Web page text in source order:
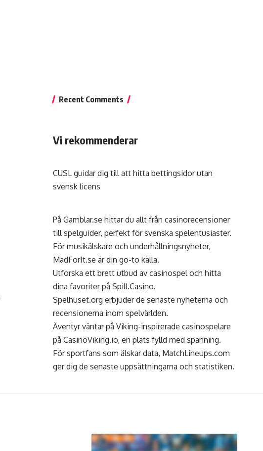
Recent Comments
Vi rekommenderar
CUSL guidar dig till att hitta bettingsidor utan
svensk licens
På Gamblar.se hittar du allt från casinorecensioner
till spelguider, perfekt för svenska spelentusiaster.
För musikälskare och underhållningsnyheter,
MadForIt.se är din go-to källa.
Utforska ett brett utbud av casinospel och hitta
dina favoriter på Spill.Casino.
Spelhuset.org erbjuder de senaste nyheterna och
recensionerna inom spelvärlden.
Äventyr väntar på Viking-inspirerade casinospelare
på CasinoViking.io, en plats fylld med spänning.
För sportfans som älskar data, MatchLineups.com
ger dig de senaste uppsättningarna och statistiken.